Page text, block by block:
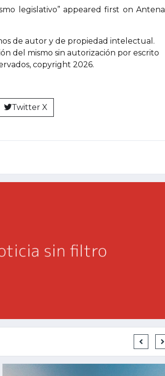
legislativo” appeared first on Antena
de autor y de propiedad intelectual.
del mismo sin autorización por escrito
copyright 2026.
Twitter X